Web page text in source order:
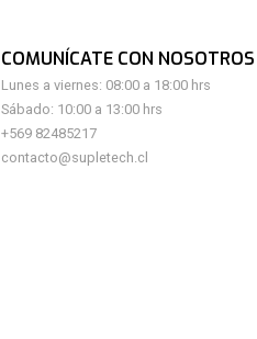
COMUNÍCATE CON NOSOTROS
Lunes a viernes: 08:00 a 18:00 hrs
Sábado: 10:00 a 13:00 hrs
+569 82485217
contacto@supletech.cl